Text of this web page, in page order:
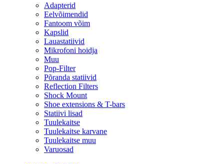
Adapterid
Eelvõimendid
Fantoom võim
Kapslid
Lauastatiivid
Mikrofoni hoidja
Muu
Pop-Filter
Põranda statiivid
Reflection Filters
Shock Mount
Shoe extensions & T-bars
Statiivi lisad
Tuulekaitse
Tuulekaitse karvane
Tuulekaitse muu
Varuosad